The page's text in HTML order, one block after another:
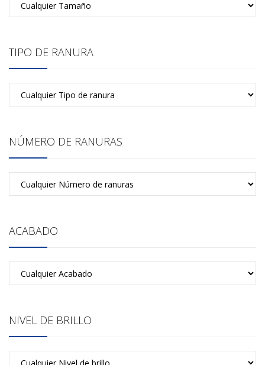
TIPO DE RANURA
NÚMERO DE RANURAS
ACABADO
NIVEL DE BRILLO